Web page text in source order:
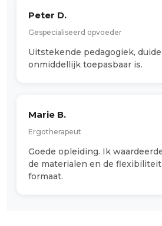
Peter D.
Gespecialiseerd opvoeder
Uitstekende pedagogiek,
onmiddellijk toepasbaar is.
Marie B.
Ergotherapeut
Goede opleiding. Ik
de materialen en de
formaat.